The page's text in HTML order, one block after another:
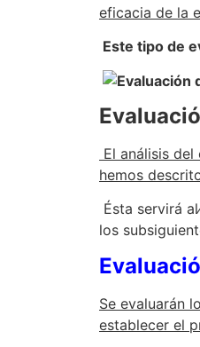
eficacia de la
Este tipo de
El análisis
hemos
Ésta servirá
los
Se evaluarán
establecer el